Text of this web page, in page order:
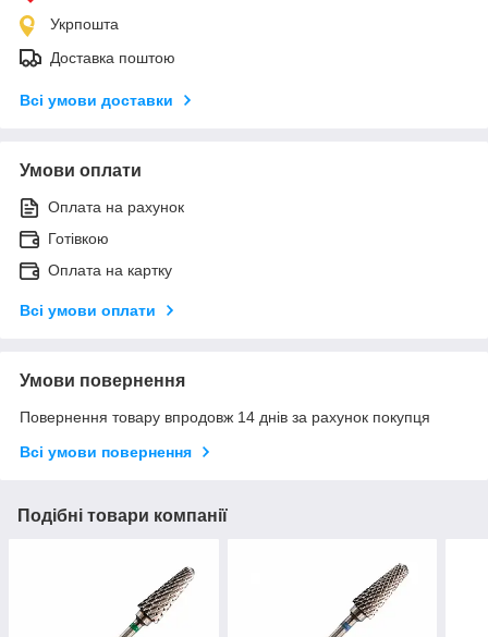
Укрпошта
Доставка поштою
Всі умови доставки
Умови оплати
Оплата на рахунок
Готівкою
Оплата на картку
Всі умови оплати
Умови повернення
Повернення товару впродовж 14 днів за рахунок покупця
Всі умови повернення
Подібні товари компанії